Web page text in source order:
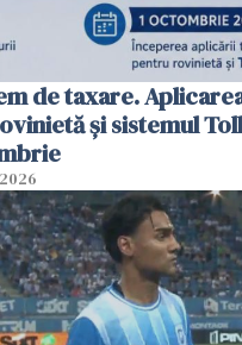
de taxare.
şi sistemul